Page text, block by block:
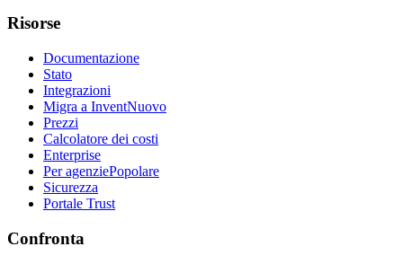
Risorse
Documentazione
Stato
Integrazioni
Migra a InventNuovo
Prezzi
Calcolatore dei costi
Enterprise
Per agenziePopolare
Sicurezza
Portale Trust
Confronta